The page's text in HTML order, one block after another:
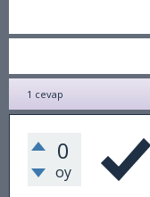
1 cevap
0
oy